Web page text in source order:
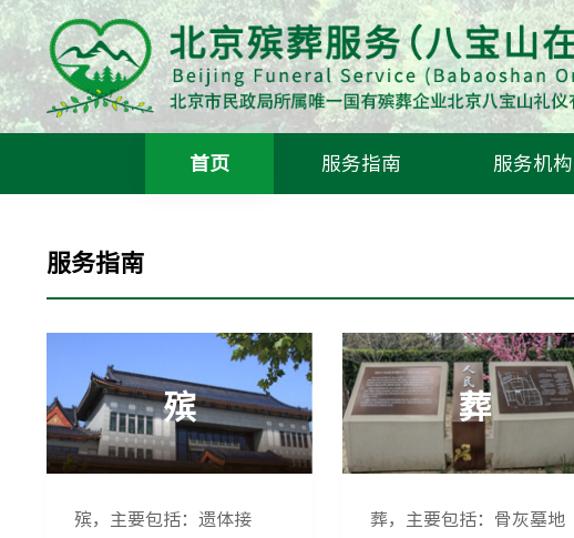
首页 服务指南
祭
服务机构
服务指南
殡
殡，主要包括：遗体接
葬
葬，主要包括：骨灰墓地